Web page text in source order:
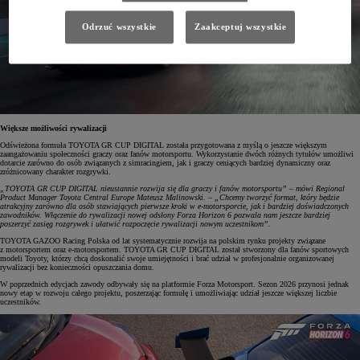
Większe możliwości rywalizacji
Odświeżona formuła TOYOTA GR CUP DIGITAL została przygotowana z myślą o jeszcze większym
zaangażowaniu społeczności graczy oraz fanów motorsportu. Wykorzystanie dwóch różnych tytułów umożliwi
dotarcie zarówno do osób związanych z simracingiem, jak i graczy ceniących bardziej dynamiczny oraz
zróżnicowany charakter rozgrywki.
„TOYOTA GR CUP DIGITAL nieustannie rozwija się dla graczy i fanów motorsportu” – mówi Regional
Product Manager Toyota Central Europe Mateusz Malinowski. – „Chcemy tworzyć format, który będzie
atrakcyjny zarówno dla osób stawiających pierwsze kroki w e-motorsporcie, jak i bardziej doświadczonych
zawodników. Włączenie do rywalizacji nowej odsłony Forza Horizon 6 pozwala nam jeszcze bardziej
poszerzyć zasięg rozgrywek i ułatwić rozpoczęcie rywalizacji nowym uczestnikom”.
TOYOTA GAZOO Racing Polska od lat systematycznie rozwija na polskim rynku projekty związane
z motorsportem oraz e-motorsportem. TOYOTA GR CUP DIGITAL został stworzony dla fanów sportowych
modeli Toyoty, którzy chcą doskonalić swoje umiejętności i brać udział w profesjonalnie organizowanej
rywalizacji bez konieczności opuszczania domu.
W poprzednich edycjach zawody odbywały się na platformie Forza Motorsport. Sezon 2026 przynosi jednak
nowy etap w rozwoju całego projektu, poszerzając formułę i umożliwiając udział jeszcze większej liczbie
uczestników.
Odrzuć wszystkie Zaakceptuj wszystkie